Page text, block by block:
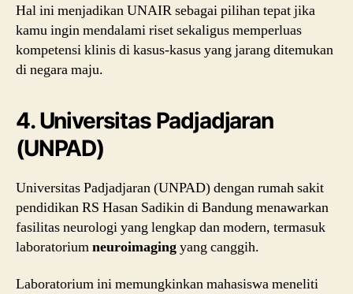
Hal ini menjadikan UNAIR sebagai pilihan tepat jika
kamu ingin mendalami riset sekaligus memperluas
kompetensi klinis di kasus-kasus yang jarang ditemukan
di negara maju.
4. Universitas Padjadjaran
(UNPAD)
Universitas Padjadjaran (UNPAD) dengan rumah sakit
pendidikan RS Hasan Sadikin di Bandung menawarkan
fasilitas neurologi yang lengkap dan modern, termasuk
laboratoriumneuroimagingyang canggih.
Laboratorium ini memungkinkan mahasiswa meneliti